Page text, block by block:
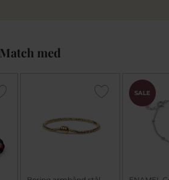
Match med
SALE